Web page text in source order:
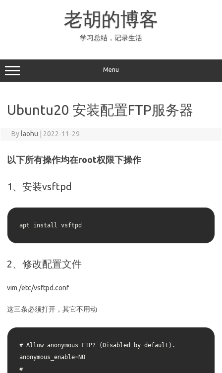
老胡的博客
学习总结，记录生活
Menu
Ubuntu20 安装配置FTP服务器
By laohu 2022-11-29
以下所有操作均在root权限下操作
1、安装vsftpd
apt install vsftpd
2、修改配置文件
vim /etc/vsftpd.conf
这三条必须打开，其它不用动
# Allow anonymous FTP? (Disabled by default).
anonymous_enable=NO
#